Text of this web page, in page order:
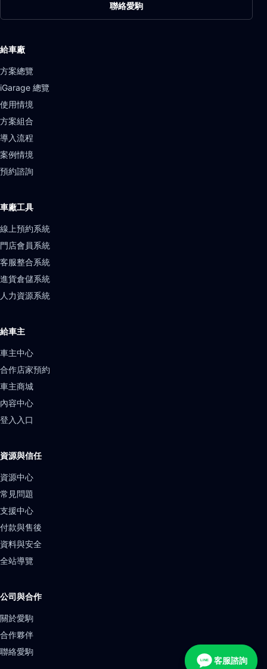
聯絡愛駒
給車廠
方案總覽
iGarage 總覽
使用情境
方案組合
導入流程
案例情境
預約諮詢
車廠工具
線上預約系統
門店會員系統
客服整合系統
進貨倉儲系統
人力資源系統
給車主
車主中心
合作店家預約
車主商城
內容中心
登入入口
資源與信任
資源中心
常見問題
支援中心
付款與售後
資料與安全
全站導覽
公司與合作
關於愛駒
合作夥伴
聯絡愛駒
LINE 客服諮詢